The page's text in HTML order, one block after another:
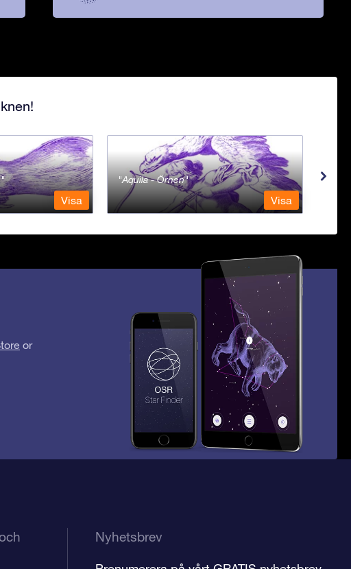
Visa
Aquila - Örnen
Visa
or
Nyhetsbrev